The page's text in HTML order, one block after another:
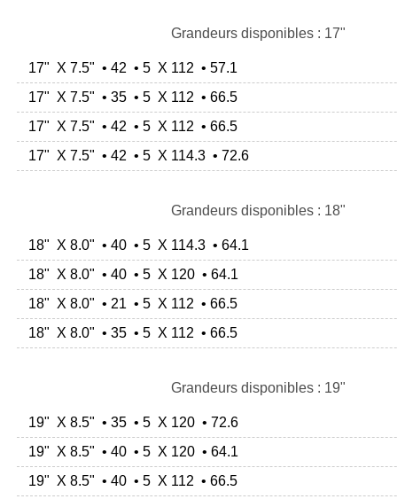
Grandeurs disponibles : 17"
17" X 7.5" • 42 • 5 X 112 • 57.1
17" X 7.5" • 35 • 5 X 112 • 66.5
17" X 7.5" • 42 • 5 X 112 • 66.5
17" X 7.5" • 42 • 5 X 114.3 • 72.6
Grandeurs disponibles : 18"
18" X 8.0" • 40 • 5 X 114.3 • 64.1
18" X 8.0" • 40 • 5 X 120 • 64.1
18" X 8.0" • 21 • 5 X 112 • 66.5
18" X 8.0" • 35 • 5 X 112 • 66.5
Grandeurs disponibles : 19"
19" X 8.5" • 35 • 5 X 120 • 72.6
19" X 8.5" • 40 • 5 X 120 • 64.1
19" X 8.5" • 40 • 5 X 112 • 66.5